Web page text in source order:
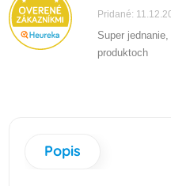
Pridané:
Super
produktoch
Popis